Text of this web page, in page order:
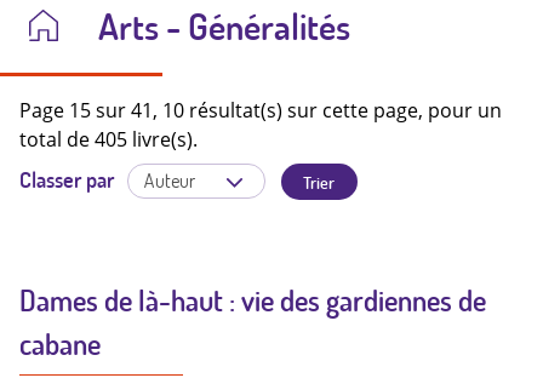
Arts - Généralités
Page 15 sur 41, 10 résultat(s) sur cette page, pour un
total de 405 livre(s).
Classer par
Dames de là-haut : vie des gardiennes de
cabane